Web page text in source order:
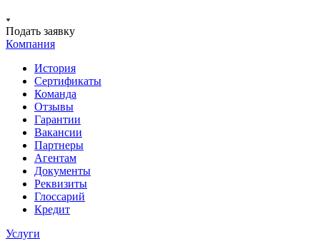
Подать заявку
Компания
История
Сертификаты
Команда
Отзывы
Гарантии
Вакансии
Партнеры
Агентам
Документы
Реквизиты
Глоссарий
Кредит
Услуги